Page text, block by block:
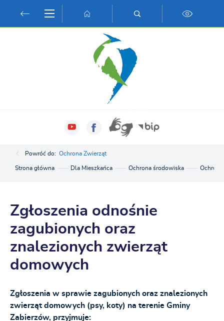
Przejdź do wyszukiwarki.
Przejdź do ustawień wielkości czcionki.
Włącz wersję kontrastową strony.
Powróć do: Ochrona Zwierząt
Strona główna Dla Mieszkańca Ochrona środowiska
Zgłoszenia odnośnie
zagubionych oraz
znalezionych zwierząt
domowych
Zgłoszenia w sprawie zagubionych oraz znalezionych
zwierząt domowych (psy, koty) na terenie Gminy
Zabierzów, przyjmuje: